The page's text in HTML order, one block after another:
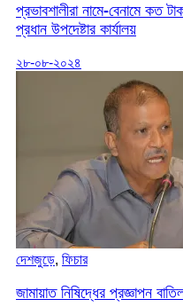
প্রভাবশালীরা নামে-বেনামে কত
প্রধান উপদেষ্টার কার্যালয়
২৮-০৮-২০২৪
দেশজুড়ে, ফিচার
জামায়াত নিষিদ্ধের প্রজ্ঞাপন